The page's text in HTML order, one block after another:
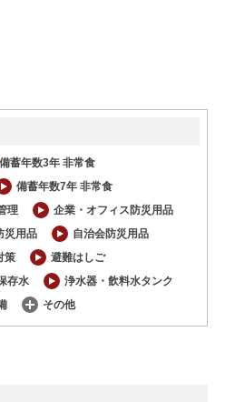
備蓄年数3年 非常食
備蓄年数7年 非常食
理
企業・オフィス防災用品
災用品
自治会防災用品
策
避難はしご
存水
浄水器・飲料水タンク
その他